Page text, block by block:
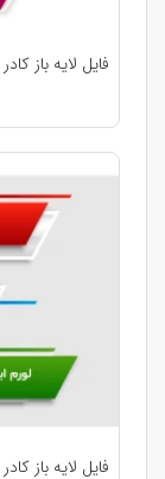
فایل لایه باز
فایل لایه باز